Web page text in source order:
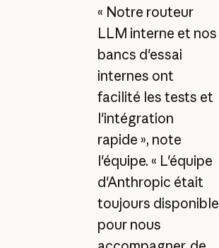
« Notre routeur
LLM interne et nos
bancs d'essai
internes ont
facilité les tests et
l'intégration
rapide », note
l'équipe. « L'équipe
d'Anthropic était
toujours disponible
pour nous